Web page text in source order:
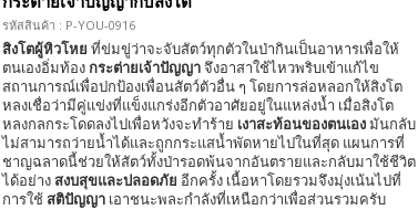
รหัสสินค้า : P-YOU-0916
สิงโตผู้หิวโหย ที่ข่มขู่ว่าจะจับสัตว์ทุกตัวในป่ากินเป็นอาหารเพื่อให้
ตนเองอิ่มท้องกระต่ายเจ้าปัญญาจึงอาสาใช้ไหวพริบเข้าแก้ไข
สถานการณ์เพื่อปกป้องเพื่อนสัตว์ตัวอื่น ๆ โดยการล่อหลอกให้สิงโต
หลงเชื่อว่ามีคู่แข่งที่แข็งแกร่งอีกตัวอาศัยอยู่ในแหล่งน้ำ เมื่อสิงโต
หลงกลกระโดดลงไปเพื่อหวังจะทำร้าย เงาสะท้อนของตนเองมันกลับ
ไม่สามารถว่ายน้ำได้และถูกกระแสน้ำพัดหายไปในที่สุด แผนการที่
ชาญฉลาดนี้ช่วยให้สัตว์ทั้งป่ารอดพ้นจากอันตรายและกลับมาใช้ชีวิต
ได้อย่างสงบสุขและปลอดภัย อีกครั้ง เนื้อหาโดยรวมจึงมุ่งเน้นไปที่
การใช้สติปัญญาเอาชนะพละกำลังที่เหนือกว่าเพื่อส่วนรวมครับ